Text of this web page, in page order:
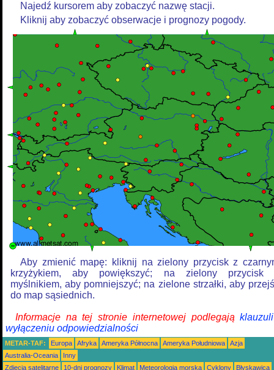
Najedź kursorem aby zobaczyć nazwę stacji.
Kliknij aby zobaczyć obserwacje i prognozy pogody.
Aby zmienić mapę: kliknij na zielony przycisk z
krzyżykiem, aby powiększyć; na zielony przycisk
myślnikiem, aby pomniejszyć; na zielone strzałki, aby
do map sąsiednich.
Informacje na tej stronie internetowej podlegają
wyłączeniu odpowiedzialności
METAR-TAF: Europa Afryka Ameryka Północna Ameryka Południowa
Azja
Australia-Oceania
Inny
Zdjęcia satelitarne
10-dni prognozy Klimat Meteorologia morska Cyklony Błyskawica